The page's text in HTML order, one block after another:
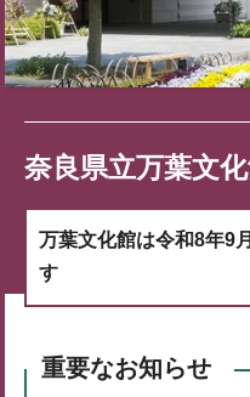
奈良県立万葉文
万葉文化館は令和8年9
す
重要なお知らせ